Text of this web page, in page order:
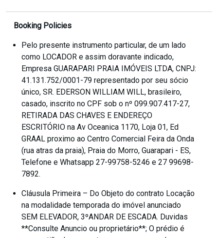
Booking Policies
Pelo presente instrumento particular, de um lado
como LOCADOR e assim doravante indicado,
Empresa GUARAPARI PRAIA IMÓVEIS LTDA, CNPJ:
41.131.752/0001-79 representado por seu sócio
único, SR. EDERSON WILLIAM WILL, brasileiro,
casado, inscrito no CPF sob o nº 099.907.417-27,
RETIRADA DAS CHAVES E ENDEREÇO
ESCRITÓRIO na Av Oceanica 1170, Loja 01, Ed
GRAAL proximo ao Centro Comercial Feira da Onda
(rua atras da praia), Praia do Morro, Guarapari - ES,
Telefone e Whatsapp 27-99758-5246 e 27 99698-
7892.
Cláusula Primeira – Do Objeto do contrato Locação
na modalidade temporada do imóvel anunciado
SEM ELEVADOR, 3ºANDAR DE ESCADA. Duvidas
**Consulte Anuncio ou proprietário**; O prédio é